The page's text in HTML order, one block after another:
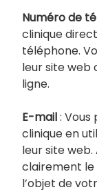
Numéro de
clinique
téléphone.
leur site web
ligne.
E-mail:
clinique en
leur site
clairement le
l’objet de